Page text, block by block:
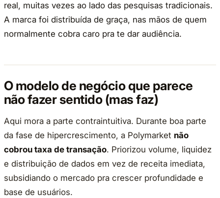
real, muitas vezes ao lado das pesquisas tradicionais.
A marca foi distribuída de graça, nas mãos de quem
normalmente cobra caro pra te dar audiência.
O modelo de negócio que parece
não fazer sentido (mas faz)
Aqui mora a parte contraintuitiva. Durante boa parte
da fase de hipercrescimento, a Polymarket não
cobrou taxa de transação. Priorizou volume, liquidez
e distribuição de dados em vez de receita imediata,
subsidiando o mercado pra crescer profundidade e
base de usuários.